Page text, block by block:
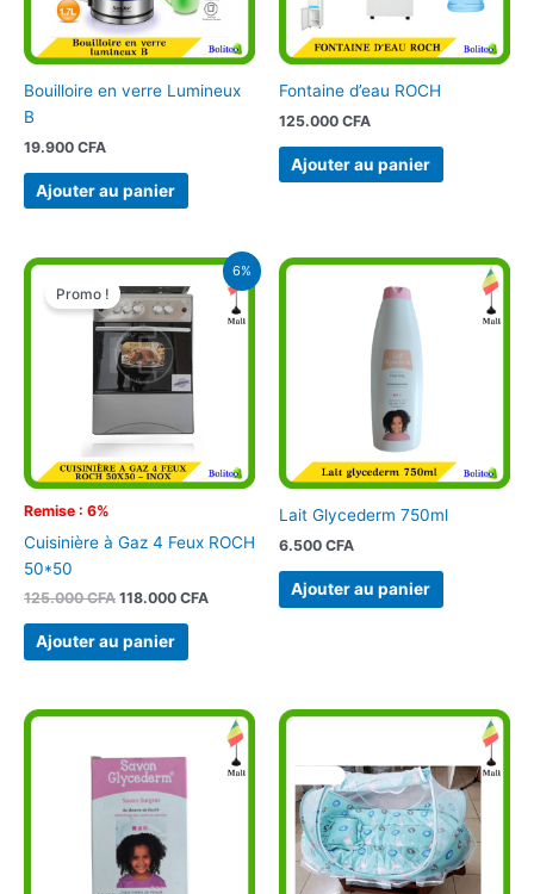
Bouilloire en verre Lumineux
B
19.900 CFA
Ajouter au panier
Fontaine d’eau ROCH
125.000 CFA
Ajouter au panier
6%
Remise : 6%
Promo !
Cuisinière à Gaz 4 Feux ROCH
50*50
125.000CFA
Le
prix
initial
était :
125.000 CFA.
118.000 CFA
Le
prix
actuel
est :
Ajouter au panier
Lait Glycederm 750ml
6.500 CFA
Ajouter au panier